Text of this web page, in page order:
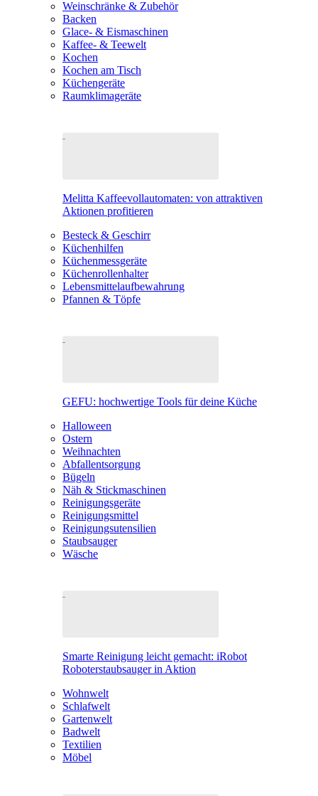
Weinschränke & Zubehör
Backen
Glace- & Eismaschinen
Kaffee- & Teewelt
Kochen
Kochen am Tisch
Küchengeräte
Raumklimageräte
Melitta Kaffeevollautomaten: von attraktiven
Aktionen profitieren
Besteck & Geschirr
Küchenhilfen
Küchenmessgeräte
Küchenrollenhalter
Lebensmittelaufbewahrung
Pfannen & Töpfe
GEFU: hochwertige Tools für deine Küche
Halloween
Ostern
Weihnachten
Abfallentsorgung
Bügeln
Näh & Stickmaschinen
Reinigungsgeräte
Reinigungsmittel
Reinigungsutensilien
Staubsauger
Wäsche
Smarte Reinigung leicht gemacht: iRobot
Roboterstaubsauger in Aktion
Wohnwelt
Schlafwelt
Gartenwelt
Badwelt
Textilien
Möbel